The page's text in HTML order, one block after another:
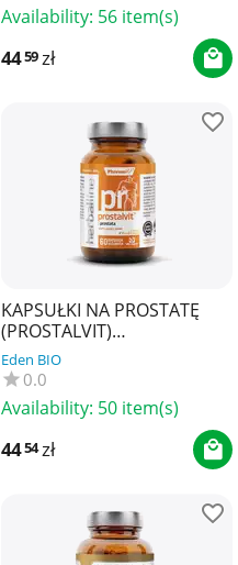
Availability: 56 item(s)
4459zł
KAPSUŁKI NA PROSTATĘ
(PROSTALVIT)
BEZGLUTENOWE 60 szt. -
PHARMOVIT (HERBALLINE)
Eden BIO
0.0
Availability: 50 item(s)
4454zł